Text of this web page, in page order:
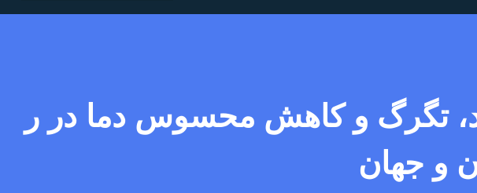
تگرگ و کاهش محسوس دما در ر